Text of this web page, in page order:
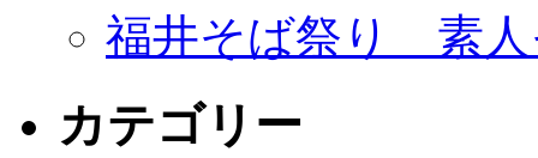
福井そば祭り 素人
カテゴリー